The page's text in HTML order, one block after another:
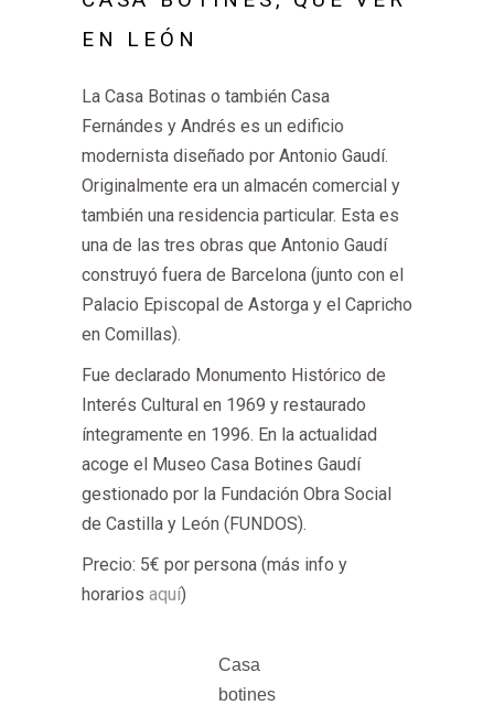
EN LEÓN
La Casa Botinas o también Casa
Fernándes y Andrés es un edificio
modernista diseñado por Antonio Gaudí.
Originalmente era un almacén comercial y
también una residencia particular. Esta es
una de las tres obras que Antonio Gaudí
construyó fuera de Barcelona (junto con el
Palacio Episcopal de Astorga y el Capricho
en Comillas).
Fue declarado Monumento Histórico de
Interés Cultural en 1969 y restaurado
íntegramente en 1996. En la actualidad
acoge el Museo Casa Botines Gaudí
gestionado por la Fundación Obra Social
de Castilla y León (FUNDOS).
Precio: 5€ por persona (más info y
horarios aquí)
Casa
botines